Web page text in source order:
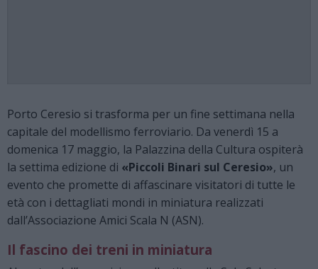
Porto Ceresio si trasforma per un fine settimana nella
capitale del modellismo ferroviario. Da venerdì 15 a
domenica 17 maggio, la Palazzina della Cultura ospiterà
la settima edizione di «Piccoli Binari sul Ceresio», un
evento che promette di affascinare visitatori di tutte le
età con i dettagliati mondi in miniatura realizzati
dall’Associazione Amici Scala N (ASN).
Il fascino dei treni in miniatura